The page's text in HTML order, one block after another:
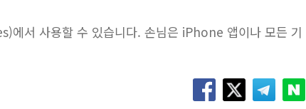
사용할 수 있습니다. 손님은 iPhone 앱이나 모든 기